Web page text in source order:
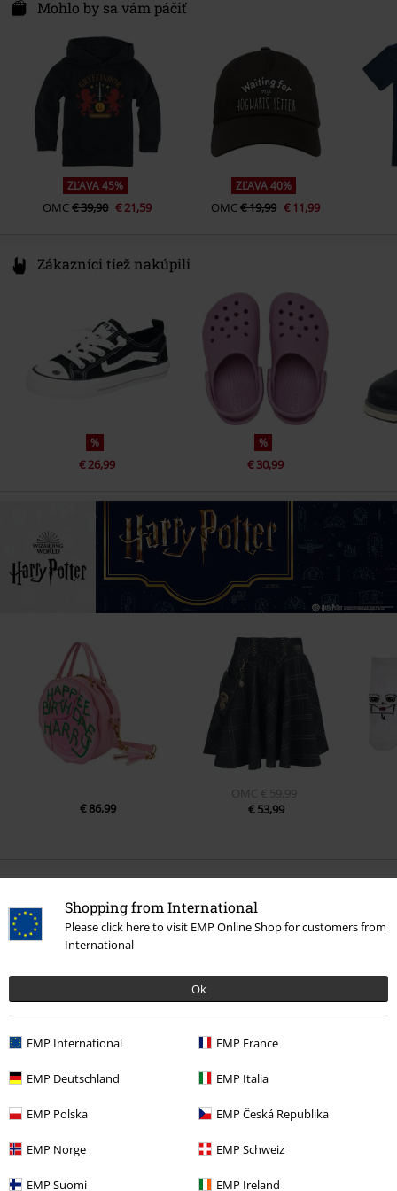
Shopping from International
Please click here to visit EMP Online Shop for customers from
International
Ok
EMP International EMP France
EMP Deutschland EMP Italia
EMP Polska EMP Česká Republika
EMP Norge EMP Schweiz
EMP Suomi EMP Ireland
Pohlavie
Dĺžka rukávu
Philosophenweg 31-33
info@license-factory.biz
Mohlo by sa vám páčiť
ZĽAVA 45%
OMC€ 39,90 € 21,59
ZĽAVA 40%
OMC€ 19,99 € 11,99
Zákazníci tiež nakúpili
%
€ 26,99
%
€ 30,99
€ 86,99
OMC € 59,99
€ 53,99
Podeľte sa o váš názor "Hogwarts".